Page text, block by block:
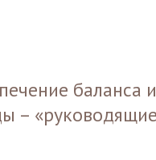
баланса
–